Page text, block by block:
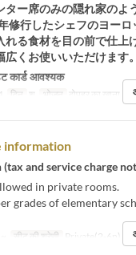
ー席のみの隠れ家のよ
修行したシェフのヨー
れる食材を目の前で仕上
くお使いいただけます。
कार्ड आवश्यक
दिन श भोजन दोपहर का खाना
information
(tax and service charge
in private rooms.
grades of elementary
सीट की श्रेणी Private(2-6p)